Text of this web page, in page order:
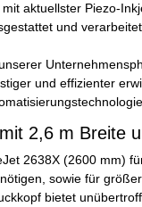
aktuellster Piezo-
und
und effizienter
2,6 m Breite
2638X (2600 mm)
sowie für
bietet